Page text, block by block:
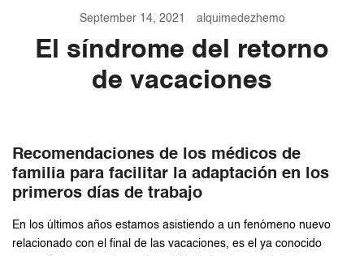
September 14, 2021 alquimedezhemo
El síndrome del retorno
de vacaciones
Recomendaciones de los médicos de
familia para facilitar la adaptación en los
primeros días de trabajo
En los últimos años estamos asistiendo a un fenómeno nuevo
relacionado con el final de las vacaciones, es el ya conocido